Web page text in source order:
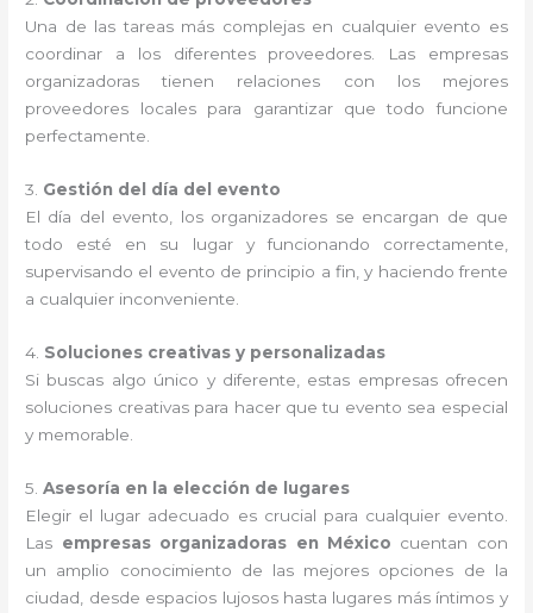
Una de las tareas más complejas en cualquier evento es
coordinar a los diferentes proveedores. Las empresas
organizadoras tienen relaciones con los mejores
proveedores locales para garantizar que todo funcione
perfectamente.
3. Gestión del día del evento
El día del evento, los organizadores se encargan de que
todo esté en su lugar y funcionando correctamente,
supervisando el evento de principio a fin, y haciendo frente
a cualquier inconveniente.
4. Soluciones creativas y personalizadas
Si buscas algo único y diferente, estas empresas ofrecen
soluciones creativas para hacer que tu evento sea especial
y memorable.
5.Asesoría en la elección de lugares
Elegir el lugar adecuado es crucial para cualquier evento.
Las empresas organizadoras en México cuentan con
un amplio conocimiento de las mejores opciones de la
ciudad, desde espacios lujosos hasta lugares más íntimos y